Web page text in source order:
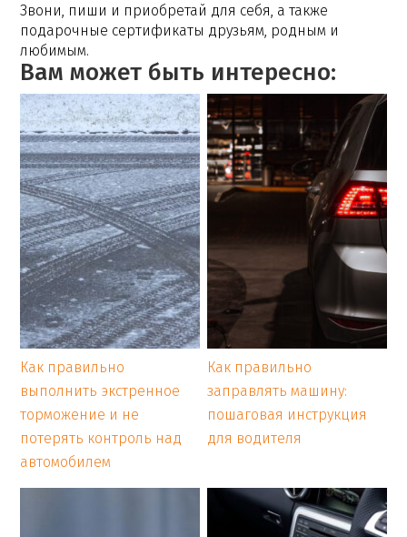
Звони, пиши и приобретай для себя, а также
подарочные сертификаты друзьям, родным и
любимым.
Вам может быть интересно:
Как правильно
выполнить экстренное
торможение и не
потерять контроль над
автомобилем
Как правильно
заправлять машину:
пошаговая инструкция
для водителя